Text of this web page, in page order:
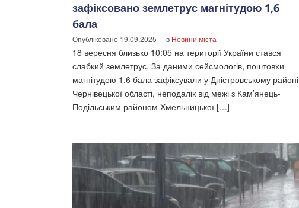
зафіксовано землетрус магнітудою 1,6
бала
Опубліковано 19.09.2025 в Новини міста
18 вересня близько 10:05 на території України стався
слабкий землетрус. За даними сейсмологів, поштовхи
магнітудою 1,6 бала зафіксували у Дністровському районі
Чернівецької області, неподалік від межі з Кам’янець-
Подільським районом Хмельницької […]